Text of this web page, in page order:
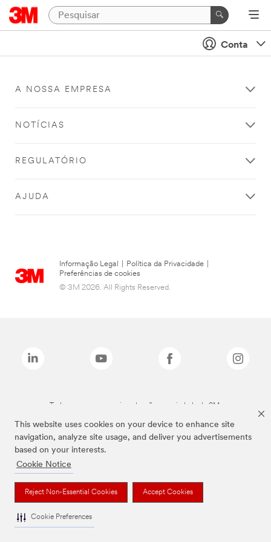
This website uses cookies on your device to enhance site
navigation, analyze site usage, and deliver you advertisements
based on your interests.
Cookie Notice
Reject Non-Essential Cookies Accept Cookies
Cookie Preferences
Conta
A NOSSA EMPRESA
NOTÍCIAS
REGULATÓRIO
AJUDA
Informação Legal Política da Privacidade
Preferências de cookies
© 3M 2026. All Rights Reserved.
Todas as marcas mencionadas são propriedade da 3M.